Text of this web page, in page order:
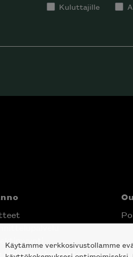
Kuluttajille
Helsingin keskustassa
Käytämme verkkosivustollamme